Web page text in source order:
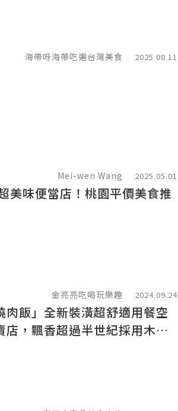
海帶呀海帶吃遍台灣美食 2025.08.11
Mei-wen Wang 2025.05.01
美味便當店！桃園平價美食推
金亮亮吃喝玩樂趣 2024.09.24
飯」全新裝潢超舒適用餐空
，飄香超過半世紀採用木碳